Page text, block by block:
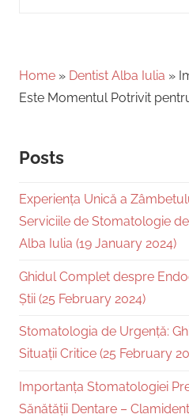
Home » Dentist Alba Iulia »
Este Momentul Potrivit
Posts
Experiența Unică a
Serviciile de Stomatologie
Alba Iulia (19 January 2024)
Ghidul Complet despre
Știi (25 February 2024)
Stomatologia de Urgență:
Situații Critice (25 February
Importanța Stomatologiei
Sănătății Dentare –